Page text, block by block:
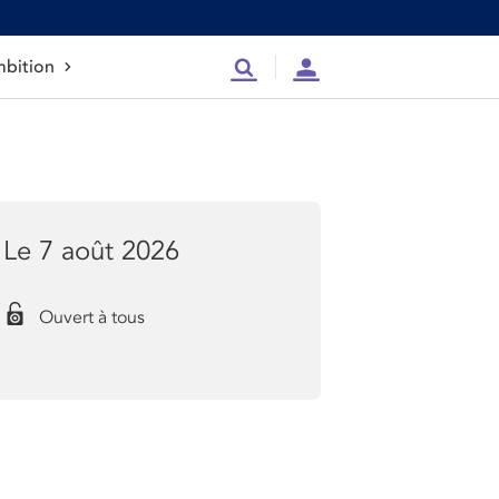
RechercheCompte
Le 7 août 2026
Ouvert à tous